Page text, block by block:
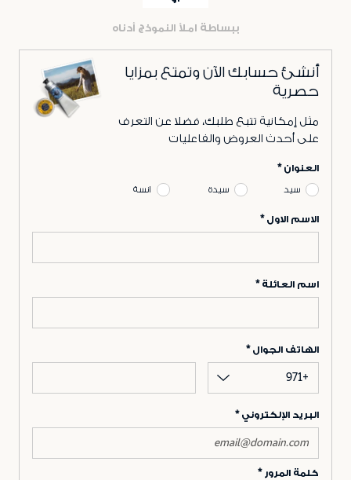
ببساطة املأ النموذج أدناه
أنشئ حسابك الآن وتمتع بمزايا
حصرية
مثل إمكانية تتبع طلبك، فضلا عن التعرف
على أحدث العروض والفاعليات
العنوان
سيد سيدة انسة
الاسم الاول
اسم العائلة
الهاتف الجوال
+971
البريد الإلكتروني
كلمة المرور